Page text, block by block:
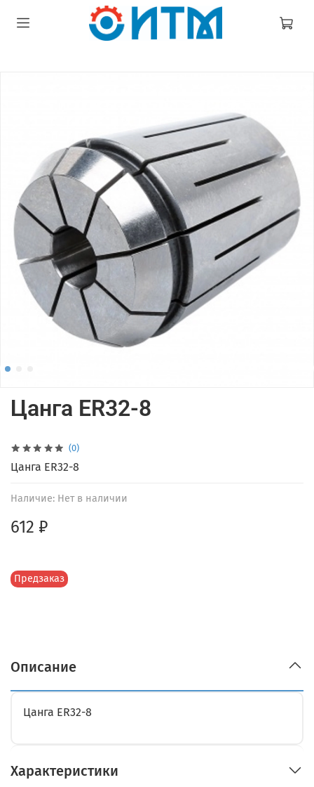
(0)
Наличие: Нет в наличии
Предзаказ
Цанга ER32-8
612 ₽
Цанга ER32-8
Описание
Цанга ER32-8
Характеристики